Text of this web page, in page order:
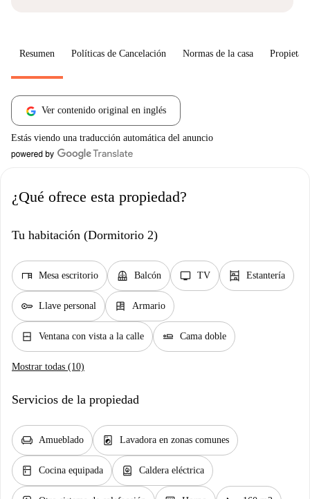
Resumen Políticas de Cancelación Normas de la casa
Ver contenido original en inglés
Estás viendo una traducción automática del anuncio
¿Qué ofrece esta propiedad?
Tu habitación (Dormitorio 2)
desk Mesa escritorio balcony Balcón tv TV shelves Estantería
key Llave personal dresser Armario
window_closed Ventana con vista a la calle airline_seat_flat Cama doble
Mostrar todas (10)
Servicios de la propiedad
chair Amueblado local_laundry_service Lavadora en zonas comunes
kitchen Cocina equipada water_heater Caldera eléctrica